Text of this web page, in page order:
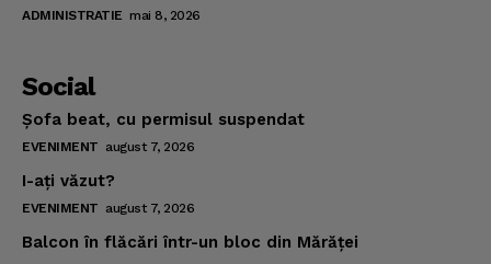
ADMINISTRATIE mai 8, 2026
Social
Şofa beat, cu permisul suspendat
EVENIMENT august 7, 2026
I-aţi văzut?
EVENIMENT august 7, 2026
Balcon în flăcări într-un bloc din Mărăţei